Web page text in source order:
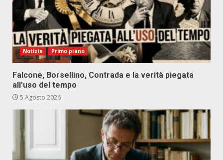
Notizie Primo piano
Falcone, Borsellino, Contrada e la verità piegata
all’uso del tempo
5 Agosto 2026